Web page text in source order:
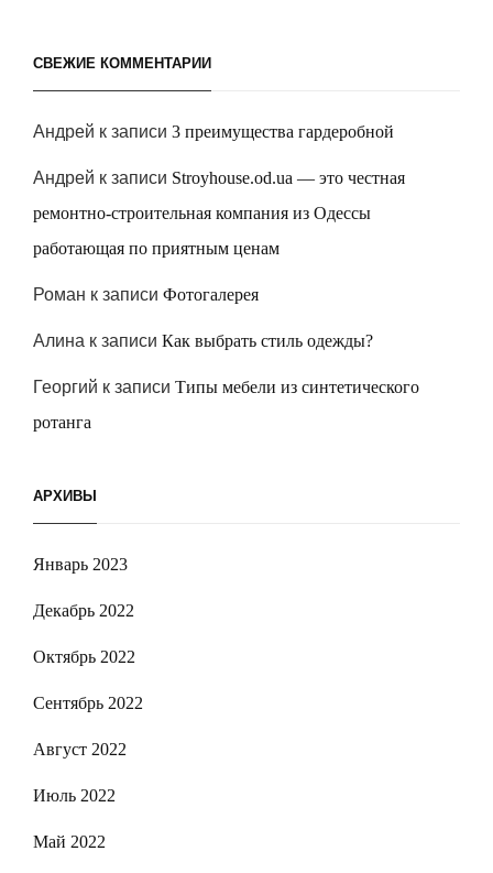
СВЕЖИЕ КОММЕНТАРИИ
Андрей к записи 3 преимущества гардеробной
Андрей к записи Stroyhouse.od.ua — это честная
ремонтно-строительная компания из Одессы
работающая по приятным ценам
Роман к записи Фотогалерея
Алина к записи Как выбрать стиль одежды?
Георгий к записи Типы мебели из синтетического
ротанга
АРХИВЫ
Январь 2023
Декабрь 2022
Октябрь 2022
Сентябрь 2022
Август 2022
Июль 2022
Май 2022